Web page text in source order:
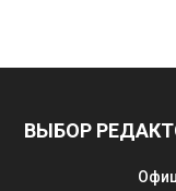
ВЫБОР